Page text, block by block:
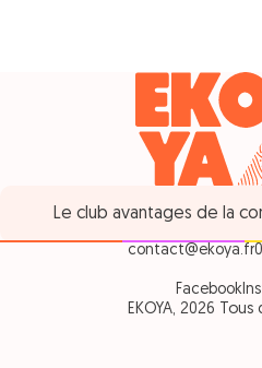
Le club avantages de la
contact@ekoya.fr
Facebook
EKOYA, 2026